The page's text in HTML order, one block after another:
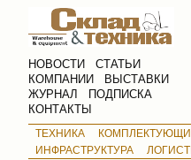
НОВОСТИ
СТАТЬИ
КОМПАНИИ
ВЫСТАВКИ
ЖУРНАЛ
ПОДПИСКА
КОНТАКТЫ
ТЕХНИКА
ИНФРАСТРУКТУРА